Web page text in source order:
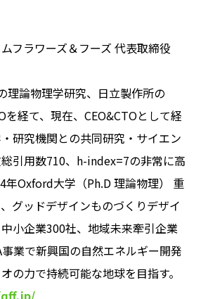
ムフラワーズ＆フーズ 代表取締役
理論物理学研究、日立製作所の
経て、現在、CEO&CTOとして経
研究機関との共同研究・サイエン
引用数710、h-index=7の非常に高
年Oxford大学（Ph.D 理論物理） 重
グッドデザインものづくりデザイ
小企業300社、地域未来牽引企業
業で新興国の自然エネルギー開発
の力で持続可能な地球を目指す。